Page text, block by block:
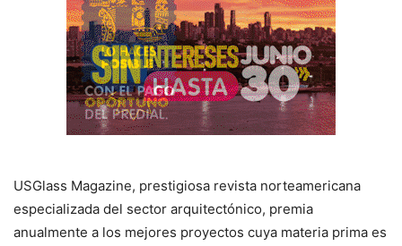
USGlass Magazine, prestigiosa revista norteamericana
especializada del sector arquitectónico, premia
anualmente a los mejores proyectos cuya materia prima es